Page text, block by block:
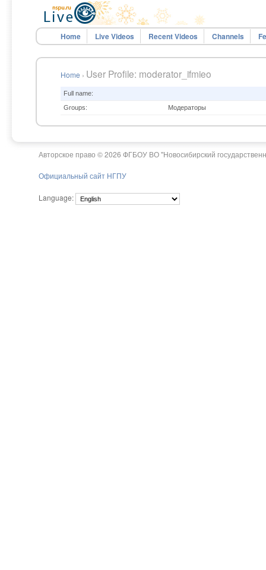
Home Live Videos Recent Videos Channels
Home › User Profile: moderator_ifmieo
Full name:
Groups:
Модераторы
Авторское право © 2026 ФГБОУ ВО "Новосибирский
Официальный сайт НГПУ
Language: